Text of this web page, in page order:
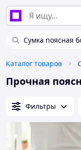
Сумка поясная
Каталог товаров
Прочная
Фильтры